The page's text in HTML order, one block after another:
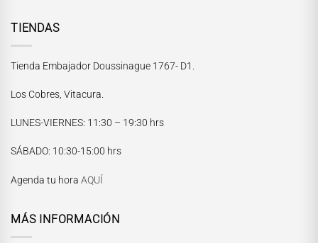
TIENDAS
Tienda Embajador Doussinague 1767- D1.
Los Cobres, Vitacura.
LUNES-VIERNES: 11:30 – 19:30 hrs
SÁBADO: 10:30-15:00 hrs
Agenda tu hora AQUÍ
MÁS INFORMACIÓN
María Paskaró